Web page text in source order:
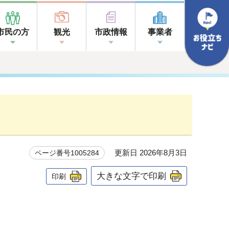
民の方 観光 市政情報 事業者
ページ番号1005284 更新日 2026年8月3日
印刷 大きな文字で印刷